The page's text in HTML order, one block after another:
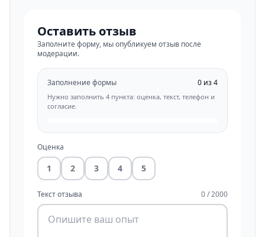
Оставить отзыв
Заполните форму, мы опубликуем отзыв после
модерации.
Заполнение формы 0 из 4
Нужно заполнить 4 пункта: оценка, текст, телефон и
согласие.
Оценка
1 2 3 4 5
Текст отзыва 0 / 2000